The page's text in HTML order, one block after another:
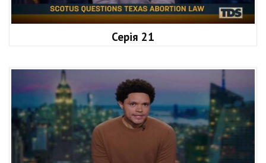
Серія 21